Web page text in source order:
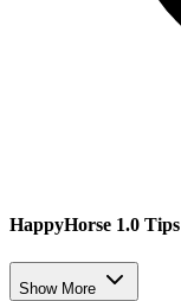
HappyHorse 1.0 Tips
Show More